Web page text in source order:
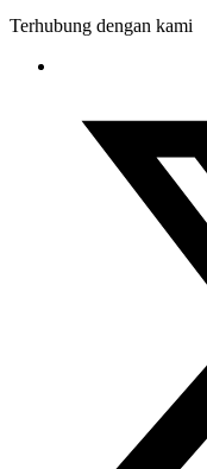
Terhubung dengan kami